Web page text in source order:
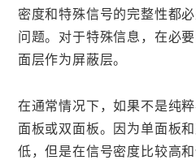
密度和特殊信号的完整性都
问题。对于特殊信息，在必
面层作为屏蔽层。
在通常情况下，如果不是纯
面板或双面板。因为单面板
低，但是在信号密度比较高